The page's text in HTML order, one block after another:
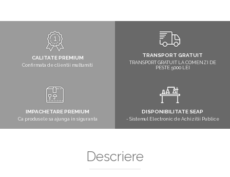
CALITATE PREMIUM
Confirmata de clientii multumiti
TRANSPORT GRATUIT
TRANSPORT GRATUIT LA COMENZI DE
PESTE 5000 LEI
IMPACHETARE PREMIUM
Ca produsele sa ajunga in siguranta
DISPONIBILITATE SEAP
- Sistemul Electronic de Achizitii Publice
Descriere